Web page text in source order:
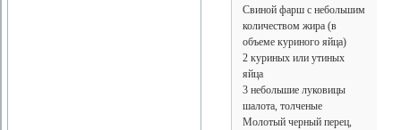
Свиной фарш с небольшим
количеством жира (в
объеме куриного яйца)
2 куриных или утиных
яйца
3 небольшие луковицы
шалота, толченые
Молотый черный перец,